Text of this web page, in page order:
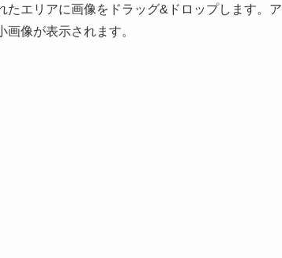
たエリアに画像をドラッグ&ドロップします。ア
像が表示されます。